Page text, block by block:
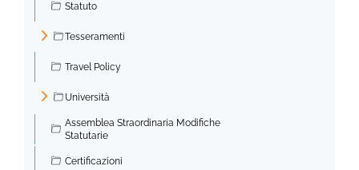
Statuto
Tesseramenti
Travel Policy
Università
Assemblea Straordinaria Modifiche
Statutarie
Certificazioni